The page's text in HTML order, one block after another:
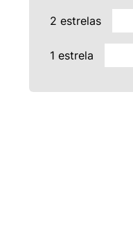
2 estrelas
1 estrela